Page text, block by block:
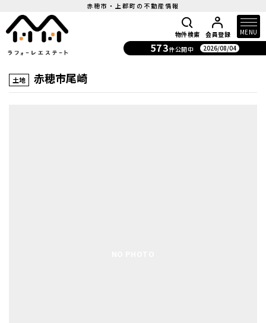
赤穂市・上郡町の不動産情報
MENU
物件検索 会員登録
573件公開中 2026/08/04
土地 赤穂市尾崎